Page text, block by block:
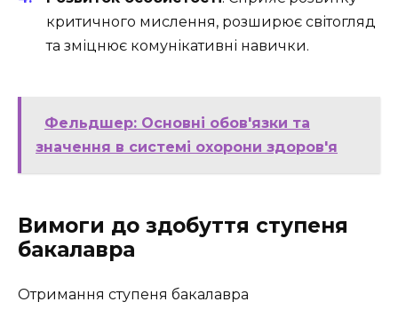
критичного мислення, розширює світогляд
та зміцнює комунікативні навички.
Фельдшер: Основні обов'язки та
значення в системі охорони здоров'я
Вимоги до здобуття ступеня
бакалавра
Отримання ступеня бакалавра